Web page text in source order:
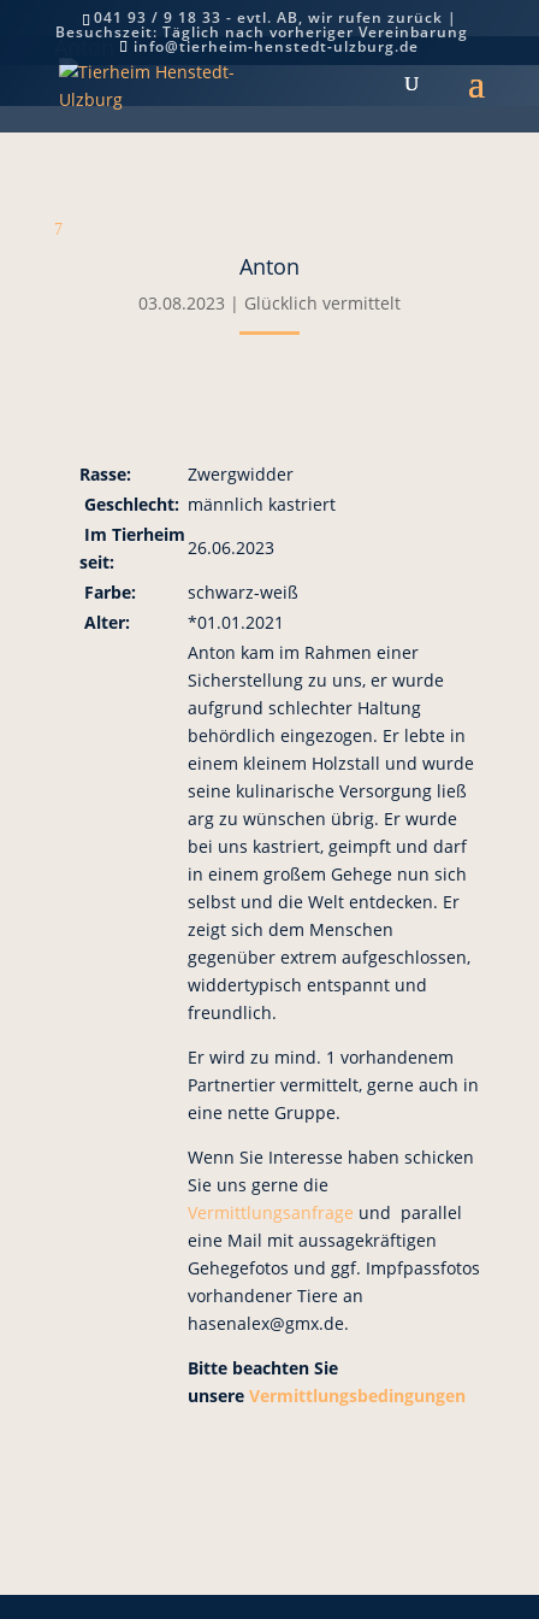
041 93 / 9 18 33 - evtl. AB, wir rufen zurück |
Besuchszeit: Täglich nach vorheriger Vereinbarung
info@tierheim-henstedt-ulzburg.de
Anton
7
Anton
03.08.2023 | Glücklich vermittelt
Rasse:
Zwergwidder
Geschlecht: männlich kastriert
Im Tierheim
seit:
26.06.2023
Farbe:
schwarz-weiß
Alter:
*01.01.2021
Anton kam im Rahmen einer
Sicherstellung zu uns, er wurde
aufgrund schlechter Haltung
behördlich eingezogen. Er lebte in
einem kleinem Holzstall und wurde
seine kulinarische Versorgung ließ
arg zu wünschen übrig. Er wurde
bei uns kastriert, geimpft und darf
in einem großem Gehege nun sich
selbst und die Welt entdecken. Er
zeigt sich dem Menschen
gegenüber extrem aufgeschlossen,
widdertypisch entspannt und
freundlich.
Er wird zu mind. 1 vorhandenem
Partnertier vermittelt, gerne auch in
eine nette Gruppe.
Wenn Sie Interesse haben schicken
Sie uns gerne die
Vermittlungsanfrage und parallel
eine Mail mit aussagekräftigen
Gehegefotos und ggf. Impfpassfotos
vorhandener Tiere an
hasenalex@gmx.de.
Bitte beachten Sie
unsere Vermittlungsbedingungen